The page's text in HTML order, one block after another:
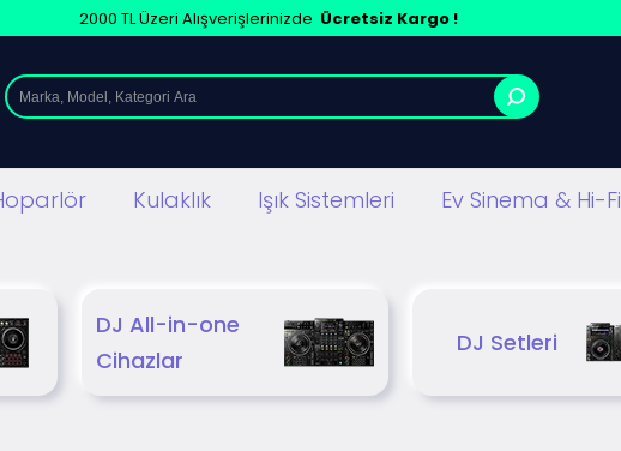
2000 TL Üzeri Alışverişlerinizde Ücretsiz Kargo !
Kulaklık Işık Sistemleri Ev Sinema & Hi-Fi
DJ All-in-one
Cihazlar
DJ Setleri